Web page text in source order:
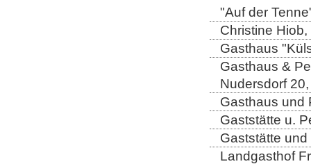
"Auf der
Christine
Gasthaus
Gasthaus &
Nudersdorf
Gasthaus und
Gaststätte u.
Gaststätte
Landgasthof